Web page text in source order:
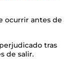
ocurrir antes de
tras
de salir.